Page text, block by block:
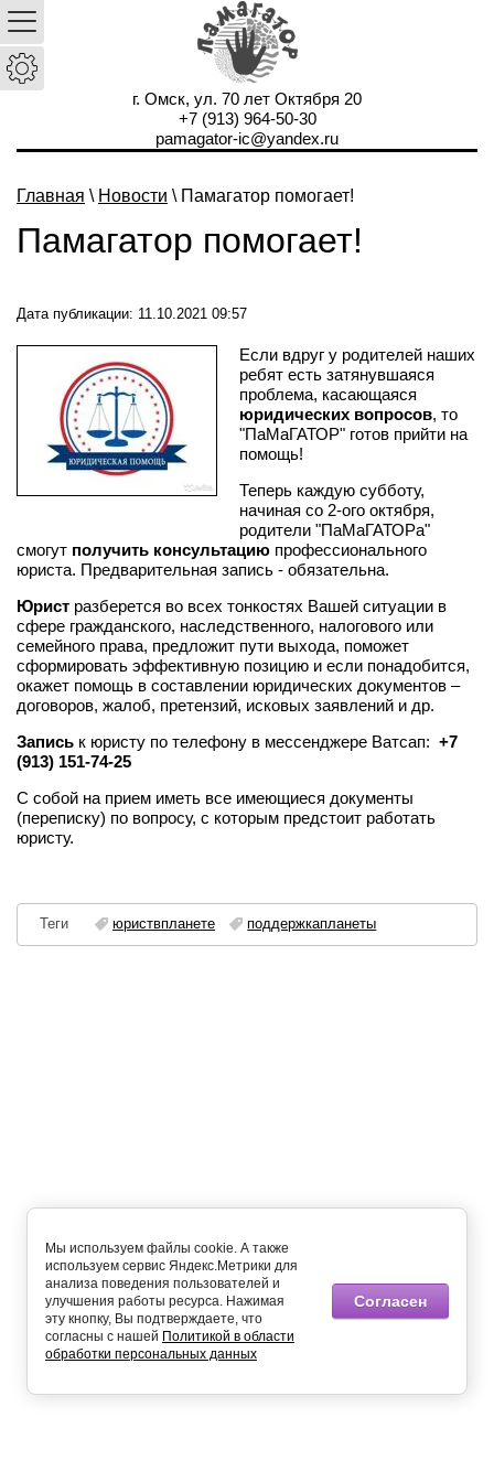
г. Омск, ул. 70 лет Октября 20
+7 (913) 964-50-30
pamagator-ic@yandex.ru
Главная \ Новости \ Памагатор помогает!
Памагатор помогает!
Дата публикации: 11.10.2021 09:57
Если вдруг у родителей наших
ребят есть затянувшаяся
проблема, касающаяся
юридических вопросов, то
"ПаМаГАТОР" готов прийти на
помощь!
Теперь каждую субботу,
начиная со 2-ого октября,
родители "ПаМаГАТОРа"
смогут получить консультацию профессионального
юриста. Предварительная запись - обязательна.
Юрист разберется во всех тонкостях Вашей ситуации в
сфере гражданского, наследственного, налогового или
семейного права, предложит пути выхода, поможет
сформировать эффективную позицию и если понадобится,
окажет помощь в составлении юридических документов –
договоров, жалоб, претензий, исковых заявлений и др.
Запись к юристу по телефону в мессенджере Ватсап: +7
(913) 151-74-25
С собой на прием иметь все имеющиеся документы
(переписку) по вопросу, с которым предстоит работать
юристу.
Теги юриствпланете поддержкапланеты
Мы используем файлы cookie. А также
используем сервис Яндекс.Метрики для
анализа поведения пользователей и
улучшения работы ресурса. Нажимая
эту кнопку, Вы подтверждаете, что
согласны с нашей Политикой в области
обработки персональных данных
Согласен